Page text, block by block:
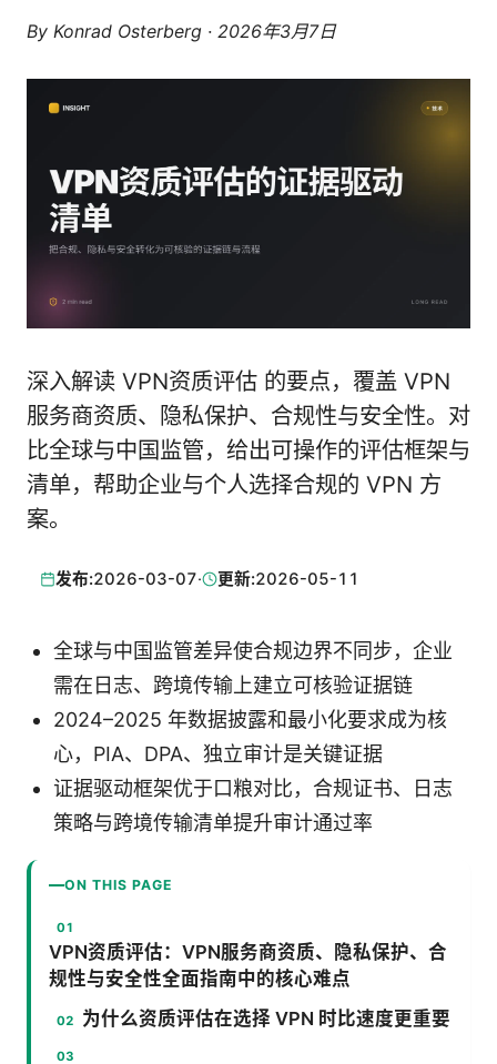
By Konrad Osterberg · 2026年3月7日
深入解读 VPN资质评估 的要点，覆盖 VPN
服务商资质、隐私保护、合规性与安全性。对
比全球与中国监管，给出可操作的评估框架与
清单，帮助企业与个人选择合规的 VPN 方
案。
发布:2026-03-07· 更新:2026-05-11
全球与中国监管差异使合规边界不同步，企业
需在日志、跨境传输上建立可核验证据链
2024–2025 年数据披露和最小化要求成为核
心，PIA、DPA、独立审计是关键证据
证据驱动框架优于口粮对比，合规证书、日志
策略与跨境传输清单提升审计通过率
ON THIS PAGE
VPN资质评估：VPN服务商资质、隐私保护、合
规性与安全性全面指南中的核心难点
为什么资质评估在选择 VPN 时比速度更重要